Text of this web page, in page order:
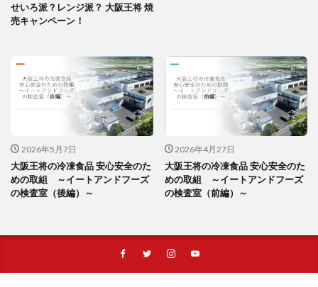
せいろ派？レンジ派？ 大阪王将 焼
売キャンペーン！
2026年5月7日
大阪王将の冷凍食品 安心安全のた
めの取組 ～イートアンドフーズ
の検査室（後編）～
2026年4月27日
大阪王将の冷凍食品 安心安全のた
めの取組 ～イートアンドフーズ
の検査室（前編）～